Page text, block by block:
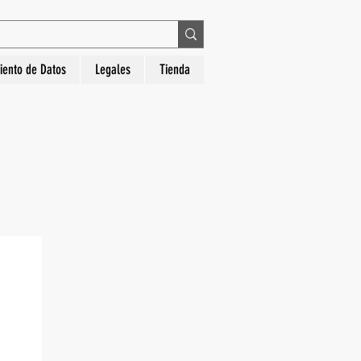
La Hora Relojería. Compra segura, diseños
de Datos Legales Tienda